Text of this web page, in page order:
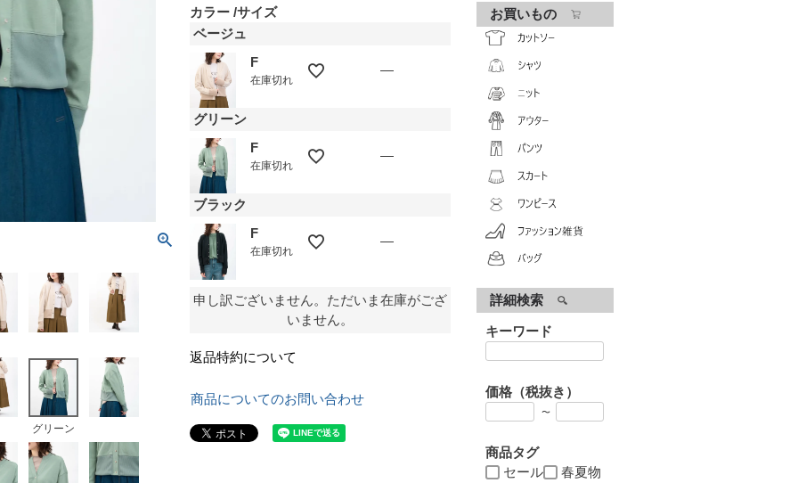
グリーン
カラー サイズ
ベージュ
F
在庫切れ
—
グリーン
F
在庫切れ
—
ブラック
F
在庫切れ
—
申し訳ございません。ただいま在庫がござ
いません。
返品特約について
商品についてのお問い合わせ
お買いもの
詳細検索
キーワード
価格（税抜き）
〜
商品タグ
セール
春夏物